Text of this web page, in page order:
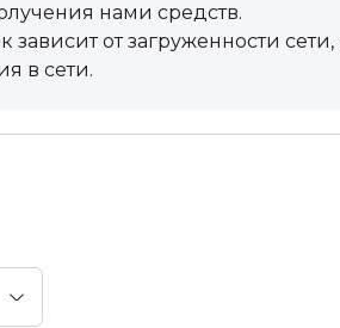
нами средств.
от загруженности
в сети.